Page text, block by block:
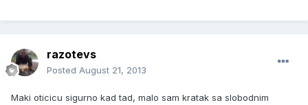
razotevs
Posted August 21, 2013
Maki oticicu sigurno kad tad, malo sam kratak sa slobodnim